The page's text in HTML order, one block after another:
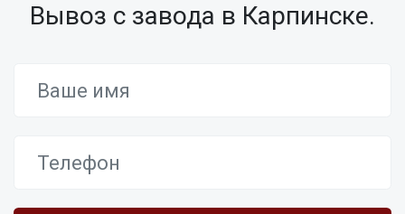
Вывоз с завода в Карпинске.